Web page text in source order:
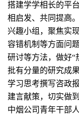
搭建学学相长的平
相启发、共同提高
兴趣小组，聚焦实
容错机制等方面问
研讨等方法，做好“
批有分量的研究成
学习思考撰写咨政
建言献策，切实做
中烟公司青年干部